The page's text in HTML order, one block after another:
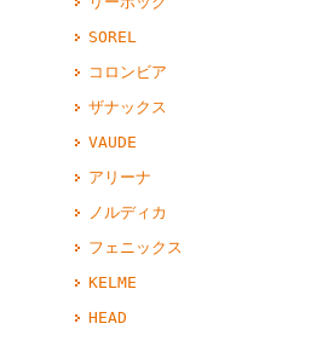
SOREL
コロンビア
ザナックス
VAUDE
アリーナ
ノルディカ
フェニックス
KELME
HEAD